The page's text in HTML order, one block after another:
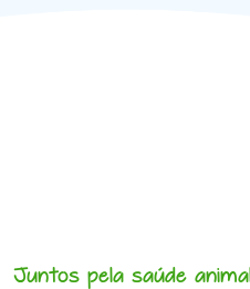
Juntos pela saúde